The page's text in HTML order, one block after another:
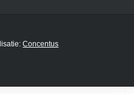
Concentus